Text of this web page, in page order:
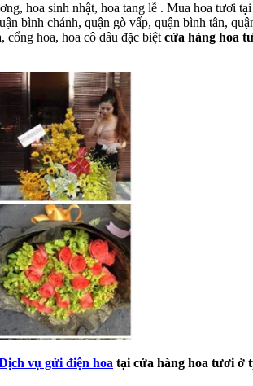
hoa sinh nhật, hoa tang lễ . Mua hoa tươi tại
bình chánh, quận gò vấp, quận bình tân,
hoa, hoa cô dâu đặc biệtcửa hàng hoa
vụ gửi điện hoa tại cửa hàng hoa tươi ở